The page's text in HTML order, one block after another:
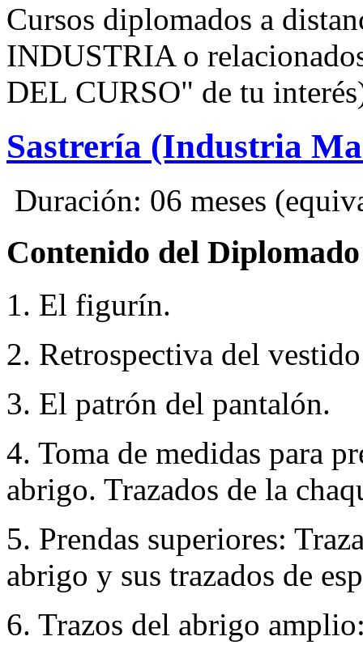
Cursos diplomados a
INDUSTRIA o
DEL CURSO" de tu
Sastrería (Industria
Duración: 06 meses
Contenido del
1. El figurín.
2. Retrospectiva del
3. El patrón del pantalón.
4. Toma de medidas para
abrigo. Trazados de la
5. Prendas superiores:
abrigo y sus trazados de
6. Trazos del abrigo